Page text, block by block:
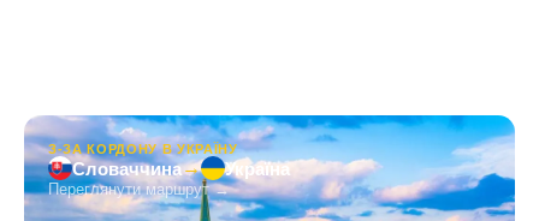
З-ЗА КОРДОНУ В УКРАЇНУ
Словаччина→ Україна
Переглянути маршрут →